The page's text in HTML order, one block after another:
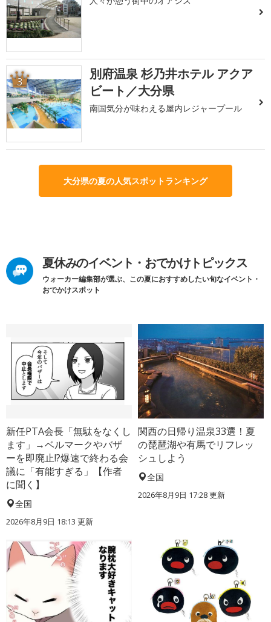
3
別府温泉 杉乃井ホテル アクア
ビート／大分県
南国気分が味わえる屋内レジャープール
大分県の夏の人気スポットランキング
夏休みのイベント・おでかけトピックス
ウォーカー編集部が選ぶ、この夏におすすめしたい旬なイベント・
おでかけスポット
新任PTA会長「無駄をなくし
ます」→ベルマークやバザ
ーを即廃止!?爆速で終わる会
議に「有能すぎる」【作者
に聞く】
全国
2026年8月9日 18:13 更新
関西の日帰り温泉33選！夏
の琵琶湖や有馬でリフレッ
シュしよう
全国
2026年8月9日 17:28更新